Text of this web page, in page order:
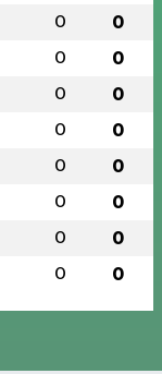
0 0
0 0
0 0
0 0
0 0
0 0
0 0
0 0